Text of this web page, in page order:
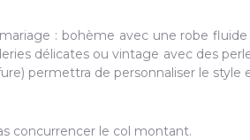
: bohème avec une robe
délicates ou vintage avec des
permettra de personnaliser le style
concurrencer le col montant.